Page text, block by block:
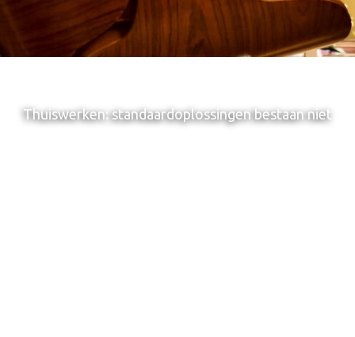
Thuiswerken: standaardoplossingen bestaan niet